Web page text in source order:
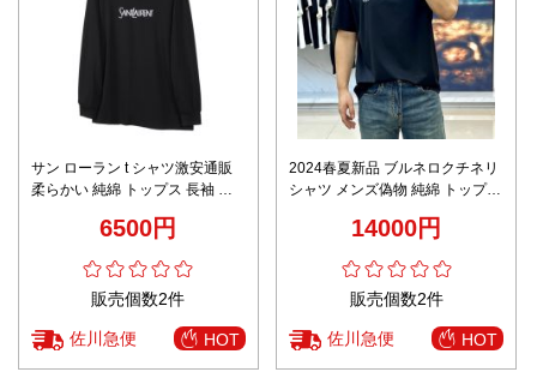
サン ローラン t シャツ激安通販
柔らかい 純綿 トップス 長袖 プ
6500円
販売個数2件
佐川急便 HOT
2024春夏新品 ブルネロクチネリ
シャツ メンズ偽物 純綿 トップス
14000円
販売個数2件
佐川急便 HOT